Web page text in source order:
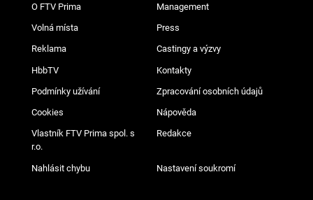
O FTV Prima Management
Volná místa Press
Reklama Castingy a výzvy
HbbTV Kontakty
Podmínky užívání Zpracování osobních údajů
Cookies Nápověda
Vlastník FTV Prima spol. s
r.o.
Redakce
Nahlásit chybu Nastavení soukromí